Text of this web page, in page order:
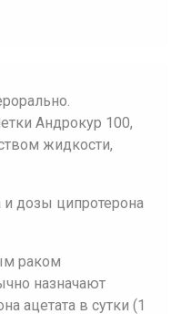
Андрокур 100,
жидкости,
дозы ципротерона
раком
назначают
ацетата в сутки (1